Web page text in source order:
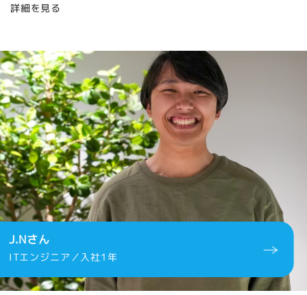
詳細を見る
J.Nさん
ITエンジニア／入社1年